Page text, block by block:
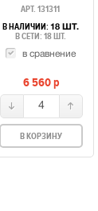
АРТ. 131311
В НАЛИЧИИ: 18 ШТ.
В СЕТИ: 18 ШТ.
в сравнение
6 560p
4
В КОРЗИНУ